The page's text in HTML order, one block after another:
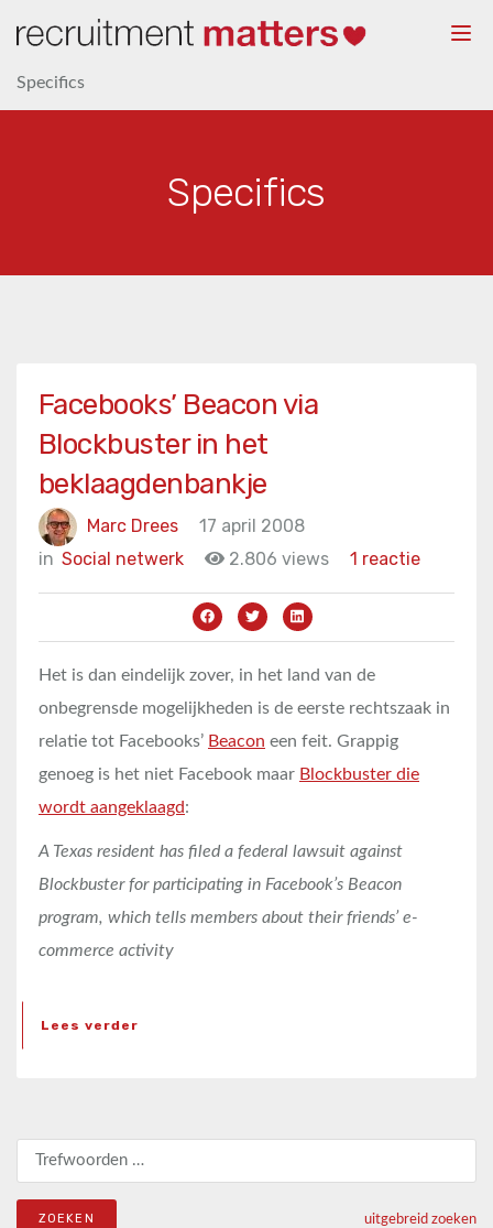
Specifics
Specifics
Facebooks’ Beacon via
Blockbuster in het
beklaagdenbankje
Marc Drees
17 april 2008
in Social netwerk 2.806 views 1 reactie
Het is dan eindelijk zover, in het land van de
onbegrensde mogelijkheden is de eerste rechtszaak in
relatie tot Facebooks’ Beacon een feit. Grappig
genoeg is het niet Facebook maar Blockbuster die
wordt aangeklaagd:
A Texas resident has filed a federal lawsuit against
Blockbuster for participating in Facebook’s Beacon
program, which tells members about their friends’ e-
commerce activity
Lees verder
Zoeken naar:
uitgebreid zoeken